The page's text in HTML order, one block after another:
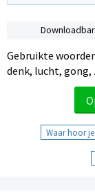
Gebruikte
denk, lucht, gong,
Waar hoor